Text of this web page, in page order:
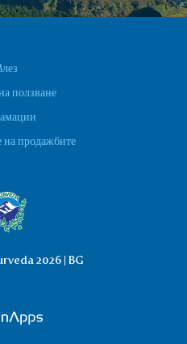
ползване
на продажбите
2026 | BG